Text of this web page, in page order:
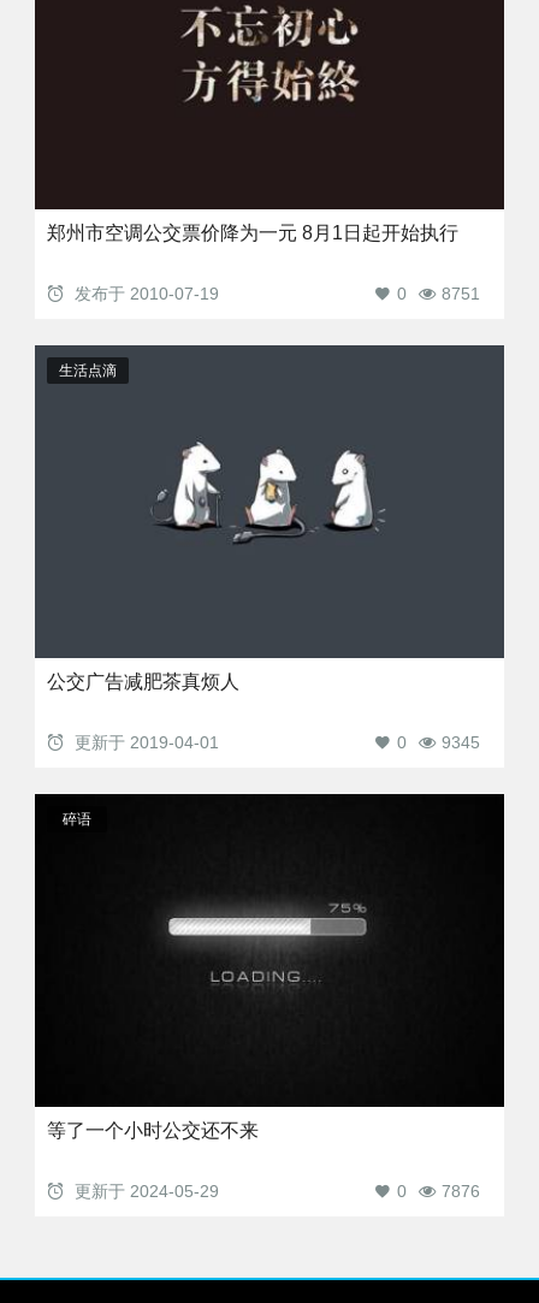
郑州市空调公交票价降为一元 8月1日起开始执行
发布于 2010-07-19 8751
0
生活点滴
公交广告减肥茶真烦人
更新于 2019-04-01 9345
0
碎语
等了一个小时公交还不来
更新于 2024-05-29 7876
0